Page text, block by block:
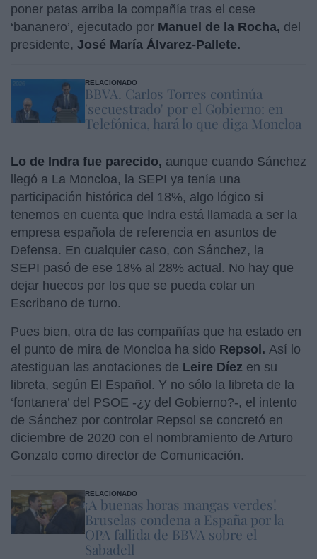
poner patas arriba la compañía tras el cese
‘bananero’, ejecutado por Manuel de la Rocha, del
presidente, José María Álvarez-Pallete.
RELACIONADO
BBVA. Carlos Torres continúa
'secuestrado' por el Gobierno: en
Telefónica, hará lo que diga Moncloa
Lo de Indra fue parecido, aunque cuando Sánchez
llegó a La Moncloa, la SEPI ya tenía una
participación histórica del 18%, algo lógico si
tenemos en cuenta que Indra está llamada a ser la
empresa española de referencia en asuntos de
Defensa. En cualquier caso, con Sánchez, la
SEPI pasó de ese 18% al 28% actual. No hay que
dejar huecos por los que se pueda colar un
Escribano de turno.
Pues bien, otra de las compañías que ha estado en
el punto de mira de Moncloa ha sido Repsol. Así lo
atestiguan las anotaciones de Leire Díez en su
libreta, según El Español. Y no sólo la libreta de la
‘fontanera’ del PSOE -¿y del Gobierno?-, el intento
de Sánchez por controlar Repsol se concretó en
diciembre de 2020 con el nombramiento de Arturo
Gonzalo como director de Comunicación.
RELACIONADO
¡A buenas horas mangas verdes!
Bruselas condena a España por la
OPA fallida de BBVA sobre el
Sabadell